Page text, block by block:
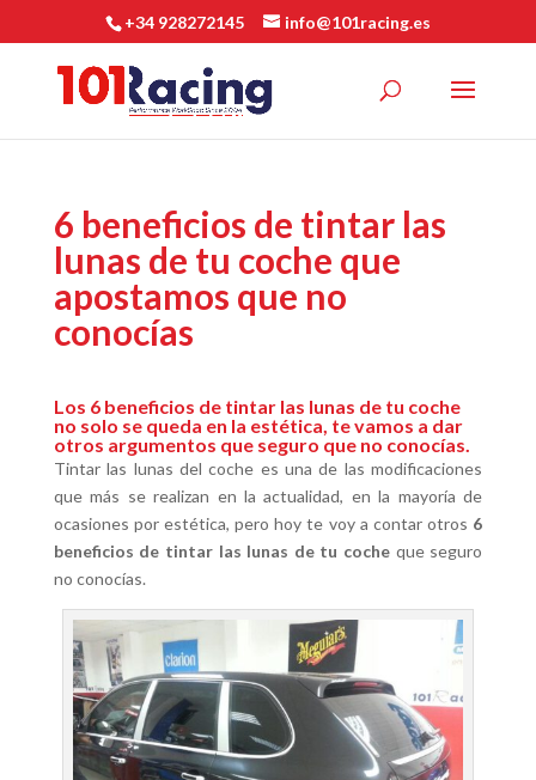
+34 928272145 info@101racing.es
6 beneficios de tintar las
lunas de tu coche que
apostamos que no
conocías
Los 6 beneficios de tintar las lunas de tu coche
no solo se queda en la estética, te vamos a dar
otros argumentos que seguro que no conocías.
Tintar las lunas del coche es una de las modificaciones
que más se realizan en la actualidad, en la mayoría de
ocasiones por estética, pero hoy te voy a contar otros 6
beneficios de tintar las lunas de tu coche que seguro
no conocías.